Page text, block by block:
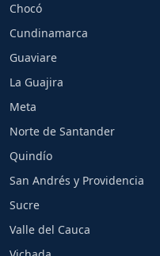
Chocó
Cundinamarca
Guaviare
La Guajira
Meta
Norte de Santander
Quindío
San Andrés y Providencia
Sucre
Valle del Cauca